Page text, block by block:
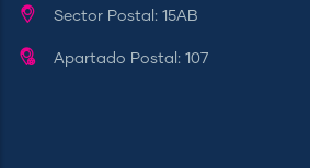
Sector Postal: 15AB
Apartado Postal: 107